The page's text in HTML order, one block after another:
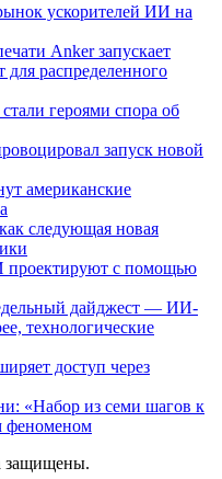
ускорителей ИИ на
Anker запускает
распределенного
героями спора об
запуск новой
американские
следующая новая
проектируют с помощью
дайджест — ИИ-
технологические
доступ через
«Набор из семи шагов к
феноменом
защищены.